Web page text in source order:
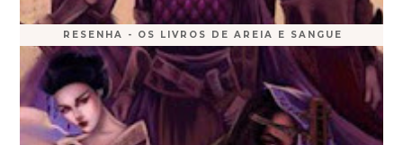
RESENHA - OS LIVROS DE AREIA E SANGUE